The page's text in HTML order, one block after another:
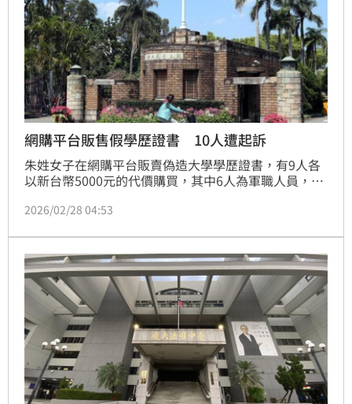
網購平台販售假學歷證書 10人遭起訴
朱姓女子在網購平台販賣偽造大學學歷證書，有9人各
以新台幣5000元的代價購買，其中6人為軍職人員，案
人起訴。
2026/02/28 04:53